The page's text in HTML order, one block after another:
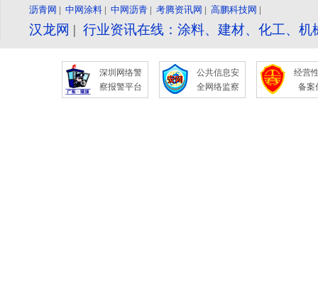
沥青网 | 中网涂料 | 中网沥青 | 考腾资讯网 | 高鹏科技网 |
汉龙网 | 行业资讯在线：涂料、建材、化工、
深圳网络警
察报警平台
公共信息安
全网络监察
经营
备案